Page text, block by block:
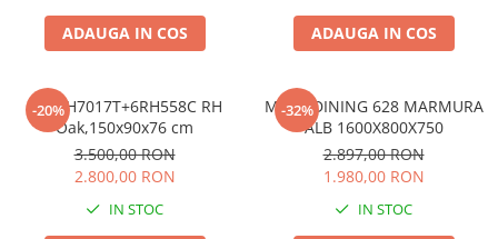
ADAUGA IN COS ADAUGA IN COS
-20%
Set RH7017T+6RH558C RH
Oak,150x90x76 cm
3.500,00 RON
2.800,00 RON
IN STOC
-32%
MASA DINING 628 MARMURA
ALB 1600X800X750
2.897,00 RON
1.980,00 RON
IN STOC